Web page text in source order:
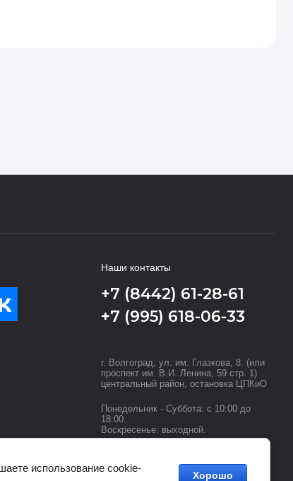
Наши контакты
+7 (8442) 61-28-61
+7 (995) 618-06-33
г. Волгоград, ул. им. Глазкова, 8. (или
проспект им. В.И. Ленина, 59 стр. 1)
центральный район, остановка ЦПКиО
Понедельник - Суббота: с 10:00 до
18:00.
Воскресенье: выходной.
использование cookie-
Хорошо